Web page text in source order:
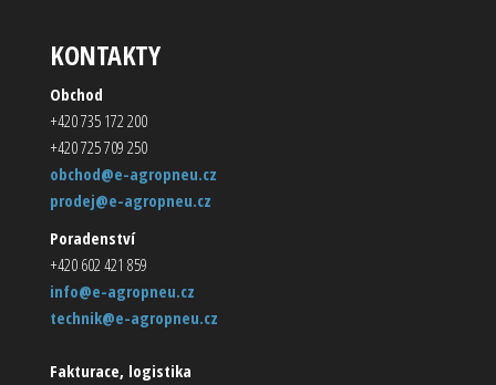
KONTAKTY
Obchod
+420 735 172 200
+420 725 709 250
obchod@e-agropneu.cz
prodej@e-agropneu.cz
Poradenství
+420 602 421 859
info@e-agropneu.cz
technik@e-agropneu.cz
Fakturace, logistika